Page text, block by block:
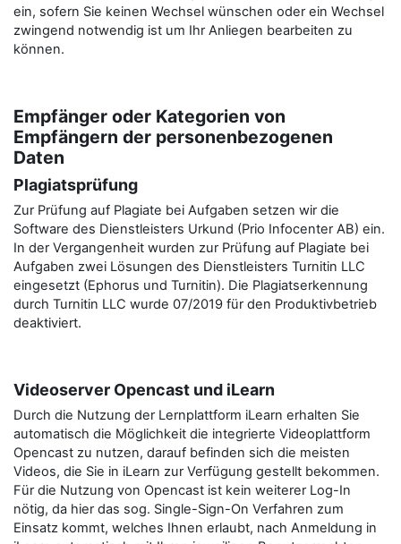
ein, sofern Sie keinen Wechsel wünschen oder ein Wechsel
zwingend notwendig ist um Ihr Anliegen bearbeiten zu
können.
Empfänger oder Kategorien von
Empfängern der personenbezogenen
Daten
Plagiatsprüfung
Zur Prüfung auf Plagiate bei Aufgaben setzen wir die
Software des Dienstleisters Urkund (Prio Infocenter AB) ein.
In der Vergangenheit wurden zur Prüfung auf Plagiate bei
Aufgaben zwei Lösungen des Dienstleisters Turnitin LLC
eingesetzt (Ephorus und Turnitin). Die Plagiatserkennung
durch Turnitin LLC wurde 07/2019 für den Produktivbetrieb
deaktiviert.
Videoserver Opencast und iLearn
Durch die Nutzung der Lernplattform iLearn erhalten Sie
automatisch die Möglichkeit die integrierte Videoplattform
Opencast zu nutzen, darauf befinden sich die meisten
Videos, die Sie in iLearn zur Verfügung gestellt bekommen.
Für die Nutzung von Opencast ist kein weiterer Log-In
nötig, da hier das sog. Single-Sign-On Verfahren zum
Einsatz kommt, welches Ihnen erlaubt, nach Anmeldung in